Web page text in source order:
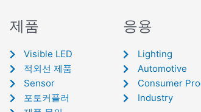
제품
Visible LED
적외선 제품
Sensor
포토커플러
응용
Lighting
Automotive
Consumer
Industry